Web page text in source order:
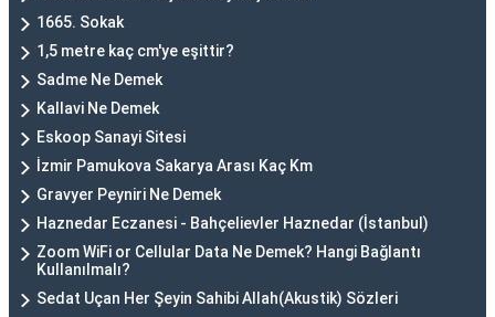
1665. Sokak
1,5 metre kaç cm'ye eşittir?
Sadme Ne Demek
Kallavi Ne Demek
Eskoop Sanayi Sitesi
İzmir Pamukova Sakarya Arası Kaç Km
Gravyer Peyniri Ne Demek
Haznedar Eczanesi - Bahçelievler Haznedar (İstanbul)
Zoom WiFi or Cellular Data Ne Demek? Hangi Bağlantı
Kullanılmalı?
Sedat Uçan Her Şeyin Sahibi Allah(Akustik) Sözleri